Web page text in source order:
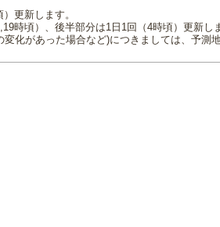
更新します。
時頃）、後半部分は1日1回（4時頃）更新し
化があった場合など)につきましては、予測